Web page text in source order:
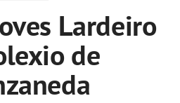
Lardeiro
de